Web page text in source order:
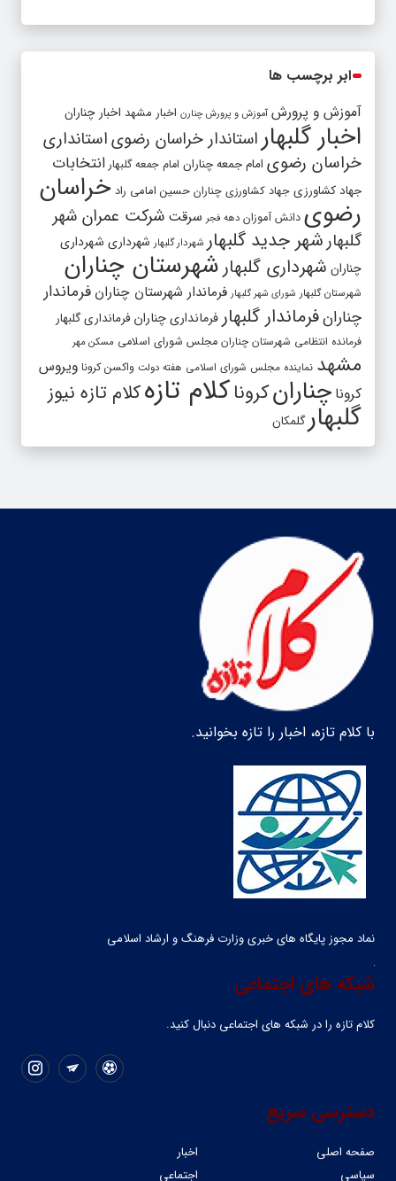
ابر برچسب ها
آموزش و پرورش آموزش و پرورش چنارن اخبار مشهد اخبار چناران
اخبار گلبهار استاندار خراسان رضویاستانداری
خراسان رضوی امام جمعه چناران امام جمعه گلبهار انتخابات
جهاد کشاورزی جهاد کشاورزی چناران حسین امامی راد خراسان
رضوی دانش آموزان دهه فجر سرقت شرکت عمران شهر
گلبهارشهر جدید گلبهار شهردار گلبهار شهرداری شهرداری
چناران شهرداری گلبهار شهرستان چناران
شهرستان گلبهار شورای شهر گلبهار فرماندار شهرستان چناران فرماندار
چنارانفرماندار گلبهار فرمانداری چناران فرمانداری گلبهار
فرمانده انتظامی شهرستان چناران مجلس شورای اسلامی مسکن مهر
مشهد نماینده مجلس شورای اسلامی هفته دولت واکسن کرونا ویروس
کرونا چنارانکروناکلام تازهکلام تازه نیوز
گلبهارگلمکان
با کلام تازه، اخبار را تازه بخوانید.
نماد مجوز پایگاه های خبری وزارت فرهنگ و ارشاد اسلامی
شبکه های اجتماعی
کلام تازه را در شبکه ‌های اجتماعی دنبال کنید.
دسترسی سریع
صفحه اصلی
اخبار
سیاسی
اجتماعی